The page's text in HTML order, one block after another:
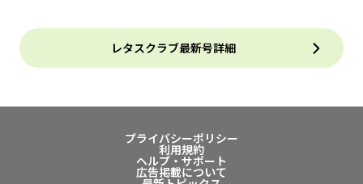
レタスクラブ最新号詳細
プライバシーポリシー
利用規約
ヘルプ・サポート
広告掲載について